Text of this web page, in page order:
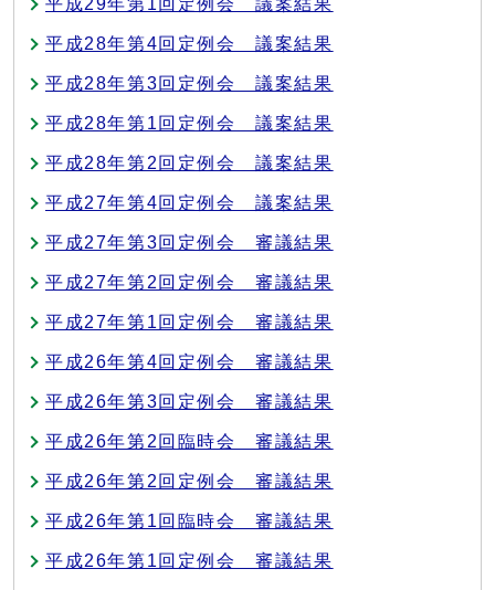
平成29年第1回定例会 議案結果
平成28年第4回定例会 議案結果
平成28年第3回定例会 議案結果
平成28年第1回定例会 議案結果
平成28年第2回定例会 議案結果
平成27年第4回定例会 議案結果
平成27年第3回定例会 審議結果
平成27年第2回定例会 審議結果
平成27年第1回定例会 審議結果
平成26年第4回定例会 審議結果
平成26年第3回定例会 審議結果
平成26年第2回臨時会 審議結果
平成26年第2回定例会 審議結果
平成26年第1回臨時会 審議結果
平成26年第1回定例会 審議結果